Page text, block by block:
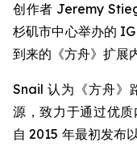
创作者 Jeremy
杉矶市中心举办的
到来的《方舟》扩展
Snail 认为《方舟》
源，致力于通过优质
自 2015 年最初发布